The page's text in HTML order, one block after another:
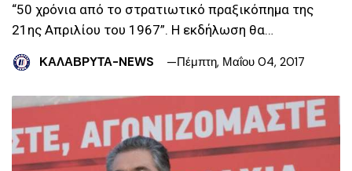
“50 χρόνια από το στρατιωτικό πραξικόπημα της
21ης Απριλίου του 1967”. Η εκδήλωση θα…
ΚΑΛΑΒΡΥΤΑ-NEWS Πέμπτη, Μαΐου 04, 2017